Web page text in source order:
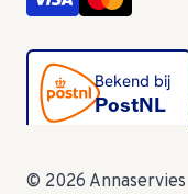
© 2026 Annaservies